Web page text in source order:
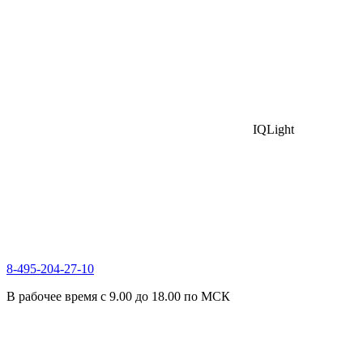
IQLight
8-495-204-27-10
В рабочее время с 9.00 до 18.00 по МСК